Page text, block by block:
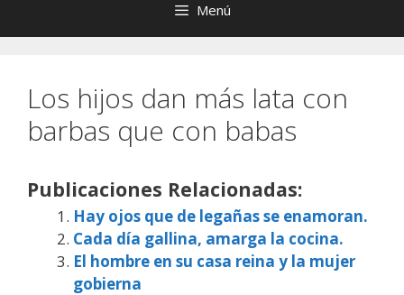
Menú
Los hijos dan más lata con
barbas que con babas
Publicaciones Relacionadas:
Hay ojos que de legañas se enamoran.
Cada día gallina, amarga la cocina.
El hombre en su casa reina y la mujer
gobierna